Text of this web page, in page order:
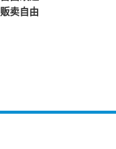
贩卖自由